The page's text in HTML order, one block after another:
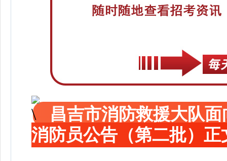
昌吉市消防救援大队
消防员公告（第二批）正